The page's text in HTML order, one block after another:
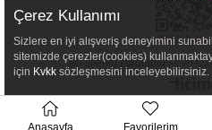
Bu sitenin kurulumuKeyo
Çerez Kullanımı
Sizlere en iyi alışveriş deneyimini
sitemizde çerezler(cookies)
için Kvkk sözleşmesini inceleyebilirsiniz.
Anasayfa Favorilerim